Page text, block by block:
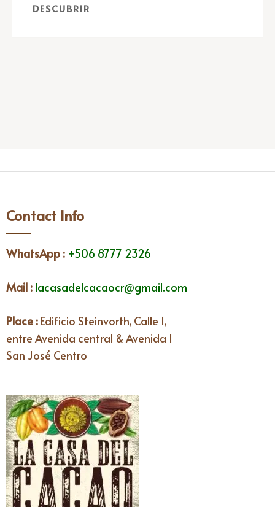
DESCUBRIR
Contact Info
WhatsApp : +506 8777 2326
Mail : lacasadelcacaocr@gmail.com
Place : Edificio Steinvorth, Calle 1,
entre Avenida central & Avenida I
San José Centro